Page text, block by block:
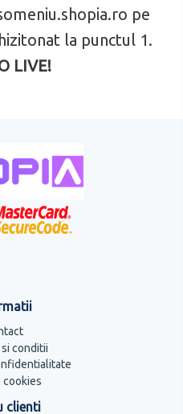
pe
la punctul 1.
LIVE!
conditii
cookies
clienti